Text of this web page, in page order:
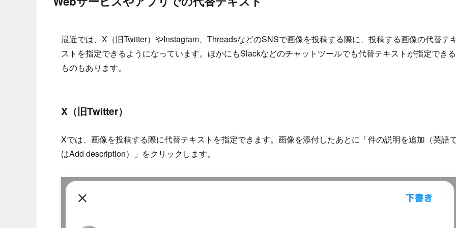
最近では、X（旧Twitter）やInstagram、ThreadsなどのSNSで画像を投稿する際に、投稿する画像の代替テ
ストを指定できるようになっています。ほかにもSlackなどのチャットツールでも代替テキストが指定できる
ものもあります。
X（旧Twitter）
Xでは、画像を投稿する際に代替テキストを指定できます。画像を添付したあとに「件の説明を追加（英語
はAdd description）」をクリックします。